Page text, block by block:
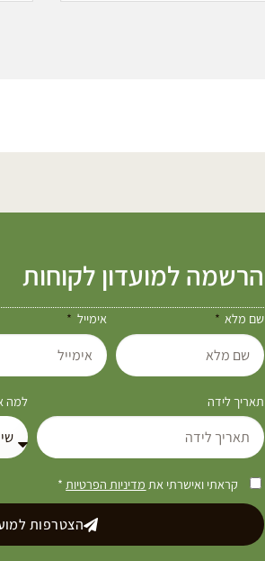
הרשמה למועדון לקוחות
שם מלא אימייל
תאריך לידה למה
קראתי ואישרתי את מדיניות הפרטיות*
הצטרפות